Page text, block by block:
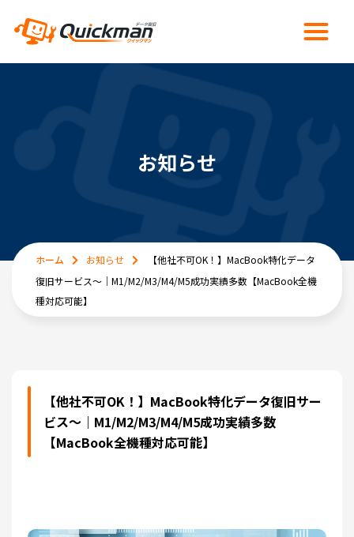
お知らせ
ホーム お知らせ
【他社不可OK！】MacBook特化データ
復旧サービス～｜M1/M2/M3/M4/M5成功実績多数【MacBook全機
種対応可能】
【他社不可OK！】MacBook特化データ復旧サー
ビス～｜M1/M2/M3/M4/M5成功実績多数
【MacBook全機種対応可能】